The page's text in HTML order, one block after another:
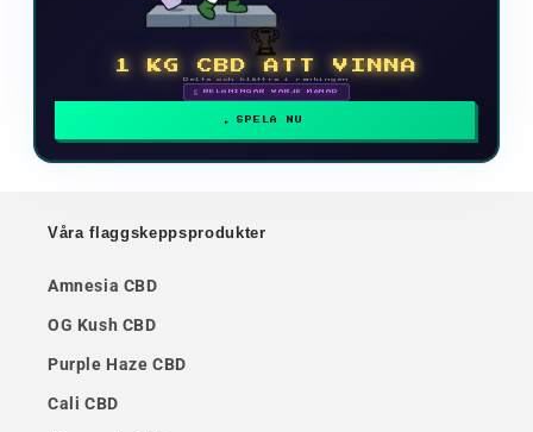
🏆
1 KG CBD ATT VINNA
Delta och klättra i rankingen
🗓 BELÖNINGAR VARJE MÅNAD
SPELA NU
Våra flaggskeppsprodukter
Amnesia CBD
OG Kush CBD
Purple Haze CBD
Cali CBD